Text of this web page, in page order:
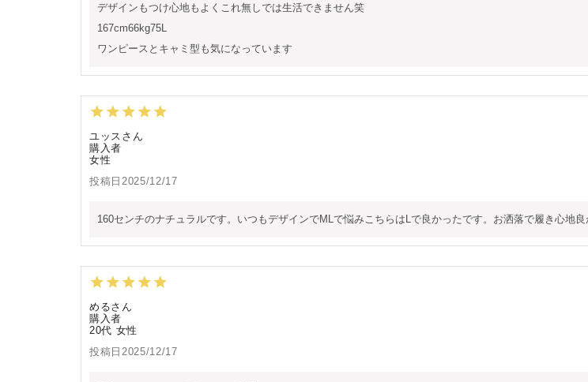
デザインもつけ心地もよくこれ無しでは生活できません笑
167cm66kg75L
ワンピースとキャミ型も気になっています
ユッス
購入者
女性
投稿日 2025/12/17
160センチのナチュラルです。いつもデザインでMLで悩みこちらはLで良かったです。お洒落で履き心地
める
購入者
20代 女性
投稿日 2025/12/17